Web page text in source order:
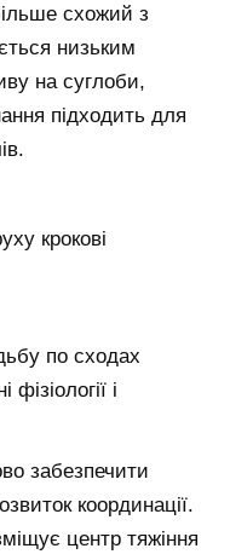
схожий з
низьким
на суглоби,
підходить для
крокові
по сходах
і
забезпечити
координації.
центр тяжіння